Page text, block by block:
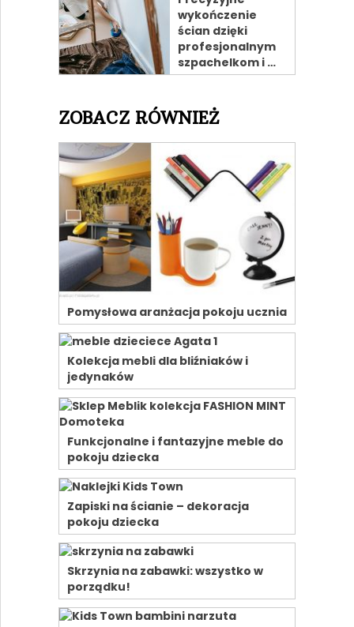
wykończenie
ścian dzięki
profesjonalnym
szpachelkom i …
ZOBACZ RÓWNIEŻ
Pomysłowa aranżacja pokoju ucznia
Kolekcja mebli dla bliźniaków i
jedynaków
Funkcjonalne i fantazyjne meble do
pokoju dziecka
Zapiski na ścianie – dekoracja
pokoju dziecka
Skrzynia na zabawki: wszystko w
porządku!